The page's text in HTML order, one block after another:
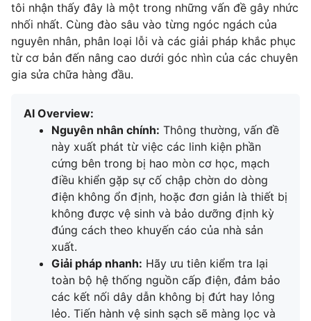
tôi nhận thấy đây là một trong những vấn đề gây nhức
nhối nhất. Cùng đào sâu vào từng ngóc ngách của
nguyên nhân, phân loại lỗi và các giải pháp khắc phục
từ cơ bản đến nâng cao dưới góc nhìn của các chuyên
gia sửa chữa hàng đầu.
AI Overview:
Nguyên nhân chính: Thông thường, vấn đề
này xuất phát từ việc các linh kiện phần
cứng bên trong bị hao mòn cơ học, mạch
điều khiển gặp sự cố chập chờn do dòng
điện không ổn định, hoặc đơn giản là thiết bị
không được vệ sinh và bảo dưỡng định kỳ
đúng cách theo khuyến cáo của nhà sản
xuất.
Giải pháp nhanh: Hãy ưu tiên kiểm tra lại
toàn bộ hệ thống nguồn cấp điện, đảm bảo
các kết nối dây dẫn không bị đứt hay lỏng
lẻo. Tiến hành vệ sinh sạch sẽ màng lọc và